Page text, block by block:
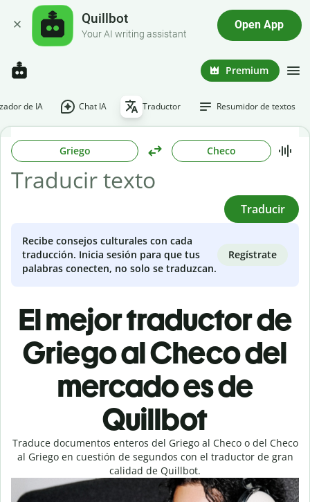
Quillbot
Your AI writing assistant
Open App
Premium
de IA Chat IA Traductor Resumidor de textos
Griego Checo
Traducir
Recibe consejos culturales con cada
traducción. Inicia sesión para que tus
palabras conecten, no solo se traduzcan.
Regístrate
El mejor traductor de
Griego al Checo del
mercado es de
Quillbot
Traduce documentos enteros del Griego al Checo o del Checo
al Griego en cuestión de segundos con el traductor de gran
calidad de Quillbot.